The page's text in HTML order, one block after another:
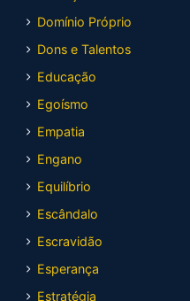
Domínio Próprio
Dons e Talentos
Educação
Egoísmo
Empatia
Engano
Equilíbrio
Escândalo
Escravidão
Esperança
Estratégia